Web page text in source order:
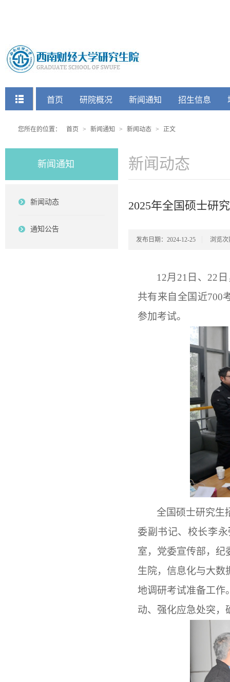
快捷菜单
首页 研院概况 新闻通知 招生信息
您所在的位置： 首页 > 新闻通知 > 新闻动态 > 正文
新闻通知
新闻动态
通知公告
新闻动态
2025年全国硕士研
发布日期：2024-12-25 浏览次
12月21日、22
共有来自全国近700
参加考试。
全国硕士研究生
委副书记、校长李
室，党委宣传部，纪
生院，信息化与大数
地调研考试准备工作
动、强化应急处突，